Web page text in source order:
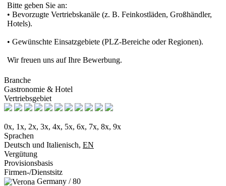
Bitte geben Sie an:
• Bevorzugte Vertriebskanäle (z. B. Feinkostläden, Großhändler,
Hotels).
• Gewünschte Einsatzgebiete (PLZ-Bereiche oder Regionen).
Wir freuen uns auf Ihre Bewerbung.
Branche
Gastronomie & Hotel
Vertriebsgebiet
0x, 1x, 2x, 3x, 4x, 5x, 6x, 7x, 8x, 9x
Sprachen
Deutsch und Italienisch, EN
Vergütung
Provisionsbasis
Firmen-/Dienstsitz
Germany / 80